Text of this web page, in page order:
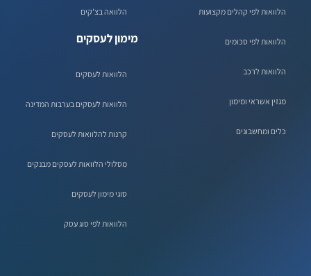
הלוואות לפי קהלים מקצועות
הלוואות לפי סכומים
הלוואות לרכב
מגזין אשראי ומימון
כלים ומחשבונים
הלוואה בצ'קים
מימון לעסקים
הלוואות לעסקים
הלוואות לעסקים בערבות המדינה
קרנות להלוואות לעסקים
מסלולי הלוואות לעסקים מבנקים
סוגי מימון לעסקים
הלוואות לפי סוג עסק